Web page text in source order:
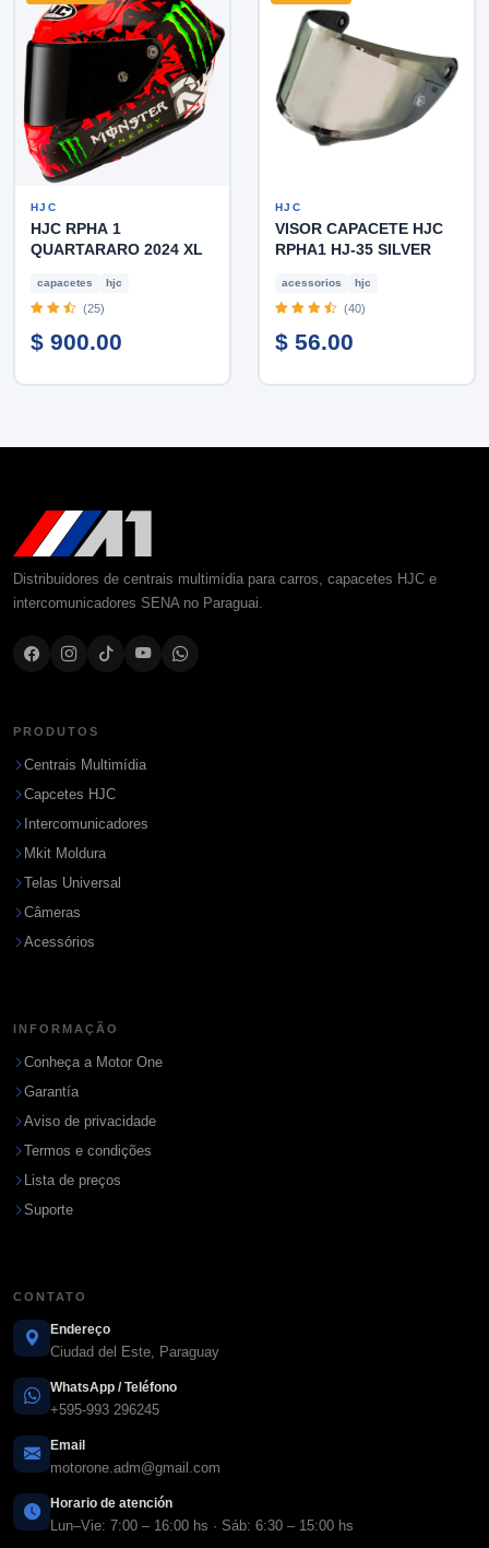
HJC
HJC RPHA 1
QUARTARARO 2024 XL
capacetes hjc
(25)
$ 900.00
HJC
VISOR CAPACETE HJC
RPHA1 HJ-35 SILVER
acessorios hjc
(40)
$ 56.00
Distribuidores de centrais multimídia para carros, capacetes HJC e
intercomunicadores SENA no Paraguai.
PRODUTOS
Centrais Multimídia
Capcetes HJC
Intercomunicadores
Mkit Moldura
Telas Universal
Câmeras
Acessórios
INFORMAÇÃO
Conheça a Motor One
Garantía
Aviso de privacidade
Termos e condições
Lista de preços
Suporte
CONTATO
Endereço
Ciudad del Este, Paraguay
WhatsApp / Teléfono
+595-993 296245
Email
motorone.adm@gmail.com
Horario de atención
Lun–Vie: 7:00 – 16:00 hs · Sáb: 6:30 – 15:00 hs